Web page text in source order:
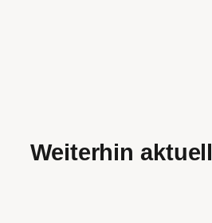
Weiterhin aktuell